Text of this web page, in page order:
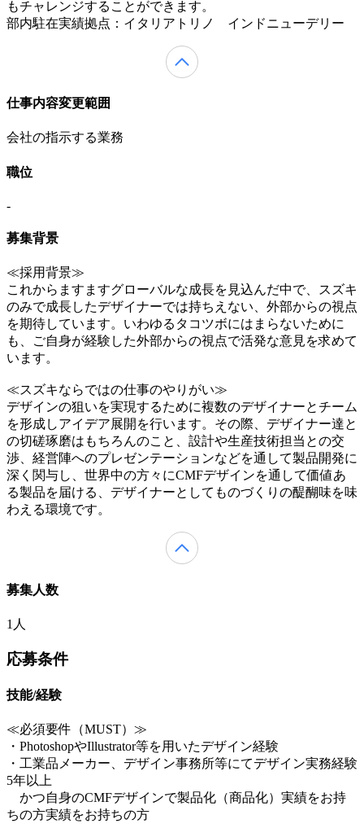
もチャレンジすることができます。
部内駐在実績拠点：イタリアトリノ インドニューデリー
仕事内容変更範囲
会社の指示する業務
職位
-
募集背景
≪採用背景≫
これからますますグローバルな成長を見込んだ中で、スズキ
のみで成長したデザイナーでは持ちえない、外部からの視点
を期待しています。いわゆるタコツボにはまらないために
も、ご自身が経験した外部からの視点で活発な意見を求めて
います。
≪スズキならではの仕事のやりがい≫
デザインの狙いを実現するために複数のデザイナーとチーム
を形成しアイデア展開を行います。その際、デザイナー達と
の切磋琢磨はもちろんのこと、設計や生産技術担当との交
渉、経営陣へのプレゼンテーションなどを通して製品開発に
深く関与し、世界中の方々にCMFデザインを通して価値あ
る製品を届ける、デザイナーとしてものづくりの醍醐味を味
わえる環境です。
募集人数
1人
応募条件
技能/経験
≪必須要件（MUST）≫
・PhotoshopやIllustrator等を用いたデザイン経験
・工業品メーカー、デザイン事務所等にてデザイン実務経験
5年以上
かつ自身のCMFデザインで製品化（商品化）実績をお持
ちの方実績をお持ちの方